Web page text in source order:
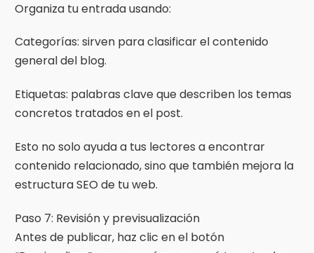
Organiza tu entrada usando:
Categorías: sirven para clasificar el contenido
general del blog.
Etiquetas: palabras clave que describen los temas
concretos tratados en el post.
Esto no solo ayuda a tus lectores a encontrar
contenido relacionado, sino que también mejora la
estructura SEO de tu web.
Paso 7: Revisión y previsualización
Antes de publicar, haz clic en el botón